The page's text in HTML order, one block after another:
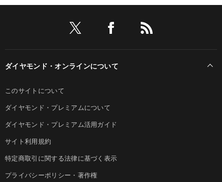
ダイヤモンド・オンラインについて
このサイトについて
ダイヤモンド・プレミアムについて
ダイヤモンド・プレミアム活用ガイド
サイト利用規約
特定商取引に関する法律に基づく表示
プライバシーポリシー・著作権